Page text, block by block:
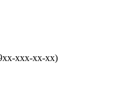
ххх-хх-хх)